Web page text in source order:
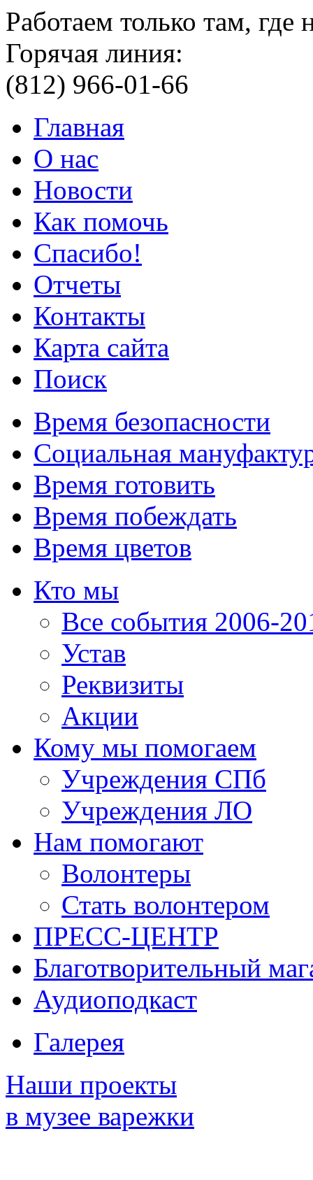
Работаем только там,
Горячая линия:
(812) 966-01-66
Главная
О нас
Новости
Как помочь
Спасибо!
Отчеты
Контакты
Карта сайта
Поиск
Время безопасности
Социальная
Время готовить
Время побеждать
Время цветов
Кто мы
Все события 2006-
Устав
Реквизиты
Акции
Кому мы помогаем
Учреждения СПб
Учреждения ЛО
Нам помогают
Волонтеры
Стать волонтером
ПРЕСС-ЦЕНТР
Благотворительный
Аудиоподкаст
Галерея
Наши проекты
в музее варежки